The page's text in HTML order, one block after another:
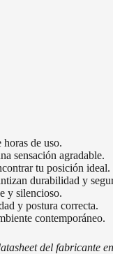
de uso.
sensación agradable.
tu posición ideal.
durabilidad y
y silencioso.
y postura correcta.
contemporáneo.
del fabricante